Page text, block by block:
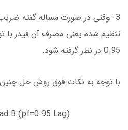
تنظیم شده یعنی مصرف آن فیدر با
0.95 در نظر گرفته شود.
با توجه به نکات فوق روش حل
B (pf=0.95 Lag)